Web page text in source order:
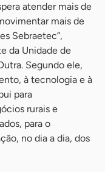
atender mais de
mais de
Sebraetec”,
da Unidade de
Segundo ele,
à tecnologia e à
para
rurais e
para o
no dia a dia, dos